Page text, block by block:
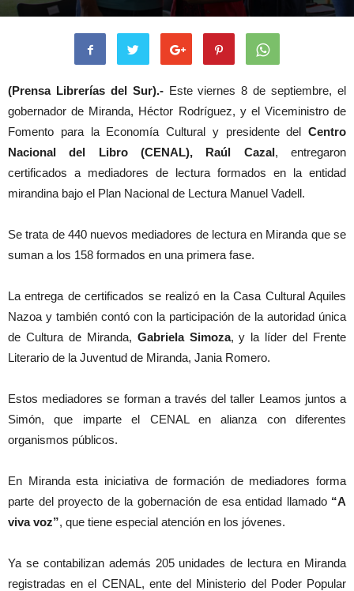
(Prensa Librerías del Sur).- Este viernes 8 de septiembre, el
gobernador de Miranda, Héctor Rodríguez, y el Viceministro de
Fomento para la Economía Cultural y presidente del Centro
Nacional del Libro (CENAL), Raúl Cazal, entregaron
certificados a mediadores de lectura formados en la entidad
mirandina bajo el Plan Nacional de Lectura Manuel Vadell.
Se trata de 440 nuevos mediadores de lectura en Miranda que se
suman a los 158 formados en una primera fase.
La entrega de certificados se realizó en la Casa Cultural Aquiles
Nazoa y también contó con la participación de la autoridad única
de Cultura de Miranda, Gabriela Simoza, y la líder del Frente
Literario de la Juventud de Miranda, Jania Romero.
Estos mediadores se forman a través del taller Leamos juntos a
Simón, que imparte el CENAL en alianza con diferentes
organismos públicos.
En Miranda esta iniciativa de formación de mediadores forma
parte del proyecto de la gobernación de esa entidad llamado“A
viva voz”, que tiene especial atención en los jóvenes.
Ya se contabilizan además 205 unidades de lectura en Miranda
registradas en el CENAL, ente del Ministerio del Poder Popular